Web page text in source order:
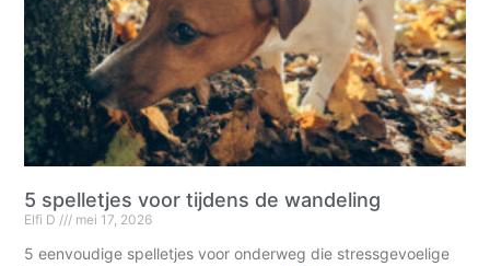
5 spelletjes voor tijdens de wandeling
Elfi D mei 17, 2026
5 eenvoudige spelletjes voor onderweg die stressgevoelige